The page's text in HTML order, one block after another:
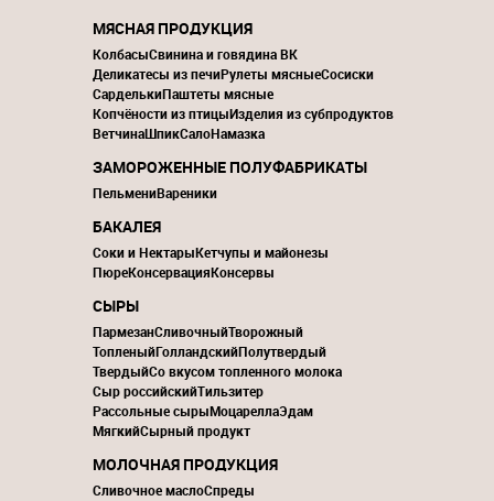
МЯСНАЯ ПРОДУКЦИЯ
КолбасыСвинина и говядина ВК
Деликатесы из печиРулеты мясныеСосиски
СарделькиПаштеты мясные
Копчёности из птицыИзделия из субпродуктов
ВетчинаШпикСалоНамазка
ЗАМОРОЖЕННЫЕ ПОЛУФАБРИКАТЫ
ПельмениВареники
БАКАЛЕЯ
Соки и НектарыКетчупы и майонезы
ПюреКонсервацияКонсервы
СЫРЫ
ПармезанСливочныйТворожный
ТопленыйГолландскийПолутвердый
ТвердыйСо вкусом топленного молока
Сыр российскийТильзитер
Рассольные сырыМоцареллаЭдам
МягкийСырный продукт
МОЛОЧНАЯ ПРОДУКЦИЯ
Сливочное маслоСпреды